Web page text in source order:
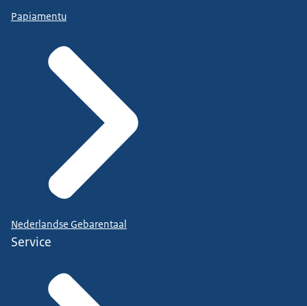
Papiamentu
Nederlandse Gebarentaal
Service